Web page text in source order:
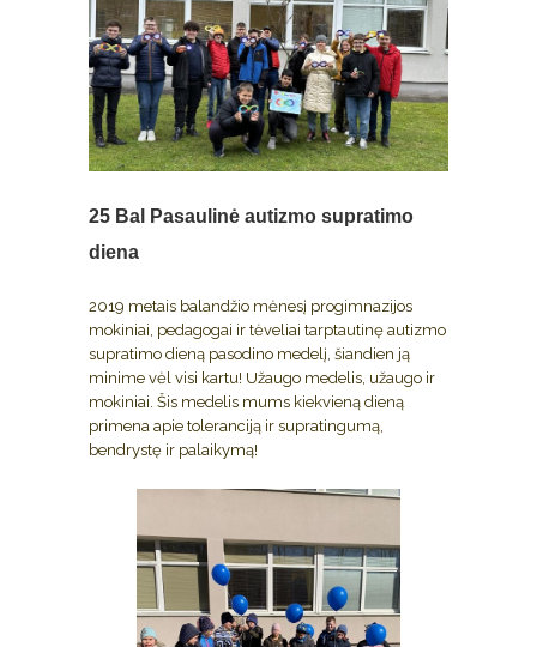
25 Bal
Pasaulinė autizmo supratimo
diena
2019 metais balandžio mėnesį progimnazijos
mokiniai, pedagogai ir tėveliai tarptautinę autizmo
supratimo dieną pasodino medelį, šiandien ją
minime vėl visi kartu! Užaugo medelis, užaugo ir
mokiniai. Šis medelis mums kiekvieną dieną
primena apie toleranciją ir supratingumą,
bendrystę ir palaikymą!